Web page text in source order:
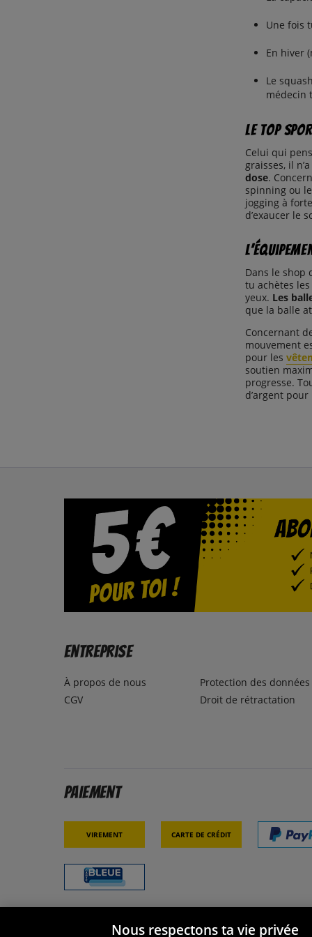
Une fois
En hiver
Le
médecin
Le top
Celui qui
graisses, il
dose.
spinning ou
jogging à
d’exaucer le
Dans le shop
tu achètes
yeux. Les
que la balle
Concernant
mouvement
pour les
soutien
progresse.
d’argent
Entreprise
À propos de nous
CGV
Protection des données
Droit de rétractation
Paiement
Virement Carte de crédit
Nous respectons ta vie privée